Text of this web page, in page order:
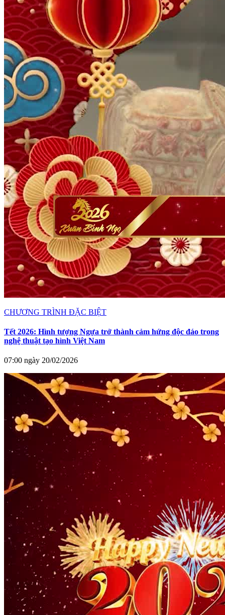
CHƯƠNG TRÌNH ĐẶC BIỆT
Tết 2026: Hình tượng Ngựa trở thành cảm hứng độc đáo trong
nghệ thuật tạo hình Việt Nam
07:00 ngày 20/02/2026